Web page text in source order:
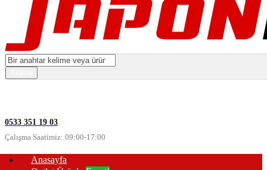
0533 351 19 03
Çalışma Saatimiz: 09:00-17:00
Anasayfa